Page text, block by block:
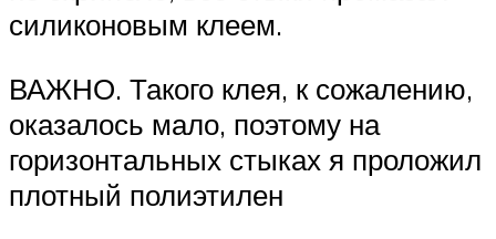
силиконовым клеем.
ВАЖНО. Такого клея, к сожалению,
оказалось мало, поэтому на
горизонтальных стыках я проложил
плотный полиэтилен